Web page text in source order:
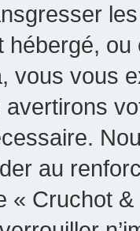
hébergé,
vous vous
au
« Cruchot